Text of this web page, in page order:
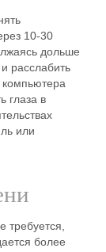
10-30
дольше
расслабить
компьютера
глаза в
или
требуется,
более